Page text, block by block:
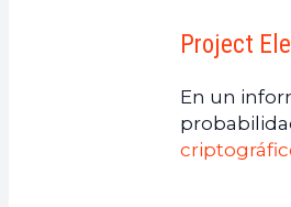
Project
En un